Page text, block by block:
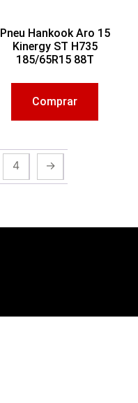
Pneu Hankook Aro 15
Kinergy ST H735
185/65R15 88T
Comprar
4 →